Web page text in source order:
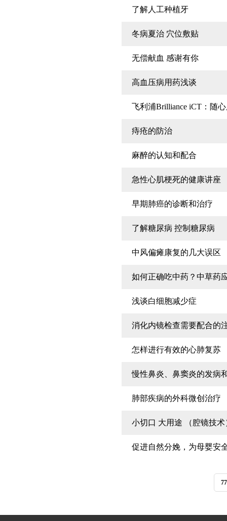
了解人工种植牙
冬病夏治 穴位敷贴
无偿献血 感谢有你
高血压病用药浅谈
飞利浦Brilliance iCT：随
痔疮的防治
麻醉的认知和配合
急性心肌梗死的健康讲座
早期肺癌的诊断和治疗
了解糖尿病 控制糖尿病
中风偏瘫康复的几大误区
如何正确吃中药？中草药
浅谈白细胞减少症
消化内镜检查需要配合的
怎样进行有效的心肺复苏
慢性鼻炎、鼻窦炎的发病
肺部疾病的外科微创治疗
小切口 大用途 （腔镜技术
促进自然分娩，为母婴安
77